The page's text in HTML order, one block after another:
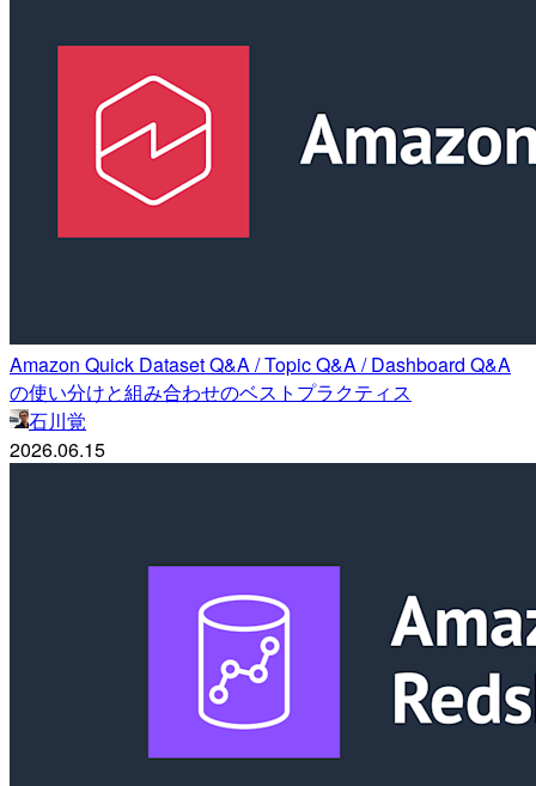
Amazon Quick Dataset Q&A / Topic Q&A / Dashboard Q&A
の使い分けと組み合わせのベストプラクティス
石川覚
2026.06.15